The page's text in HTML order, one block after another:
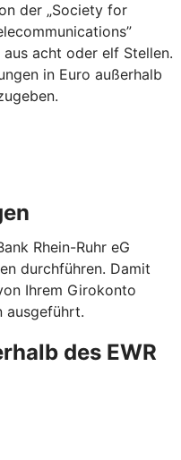
der „Society for
acht oder elf Stellen.
in Euro außerhalb
Rhein-Ruhr eG
durchführen. Damit
Ihrem Girokonto
ausgeführt.
des EWR